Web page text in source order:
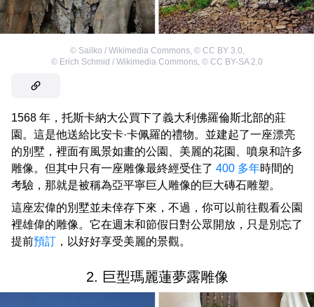
© Sailko / Wikimedia Commons, © CC BY 3.0
© Erich Schmid / Wikimedia Commons © CC BY-SA 2.0
1568 年，托斯卡納大公買下了義大利佛羅倫斯北部的莊
園。這是他送給比安卡·卡佩羅的禮物。並建起了一座漂亮
的別墅，裡面有風景如畫的公園、美麗的花園、噴泉和許多
雕像。但其中只有一座雕像最終經受住了 400 多年時間的
考驗，那就是被稱為亞平寧巨人雕像的巨大磚石雕塑。
這座宏偉的別墅並未倖存下來，不過，你可以前往觀看公園
裡雄偉的雕像。它在週末和節假日對公眾開放，只是別忘了
提前預訂 ，以好好享受美麗的景觀。
2. 巨型瑪麗蓮夢露雕像